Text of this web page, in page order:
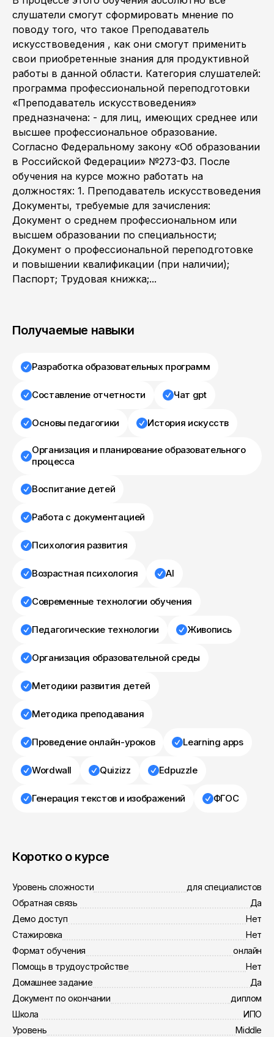
слушатели смогут сформировать мнение по
поводу того, что такое Преподаватель
искусствоведения , как они смогут применить
свои приобретенные знания для продуктивной
работы в данной области. Категория слушателей:
программа профессиональной переподготовки
«Преподаватель искусствоведения»
предназначена: - для лиц, имеющих среднее или
высшее профессиональное образование.
Согласно Федеральному закону «Об образовании
в Российской Федерации» №273-Ф3. После
обучения на курсе можно работать на
должностях: 1. Преподаватель искусствоведения
Документы, требуемые для зачисления:
Документ о среднем профессиональном или
высшем образовании по специальности;
Документ о профессиональной переподготовке
и повышении квалификации (при наличии);
Паспорт; Трудовая книжка;...
Получаемые навыки
Разработка образовательных программ
Составление отчетности Чат gpt
Основы педагогики История искусств
Организация и планирование образовательного
процесса
Воспитание детей
Работа с документацией
Психология развития
Возрастная психология AI
Современные технологии обучения
Педагогические технологии Живопись
Организация образовательной среды
Методики развития детей
Методика преподавания
Проведение онлайн-уроков Learning apps
Wordwall Quizizz Edpuzzlе
Генерация текстов и изображений ФГОС
Коротко о курсе
Уровень сложности
для специалистов
Обратная связь
Да
Демо доступ
Нет
Стажировка
Нет
Формат обучения
онлайн
Помощь в трудоустройстве
Нет
Домашнее задание
Да
Документ по окончании
диплом
Школа
ИПО
Уровень
Middle